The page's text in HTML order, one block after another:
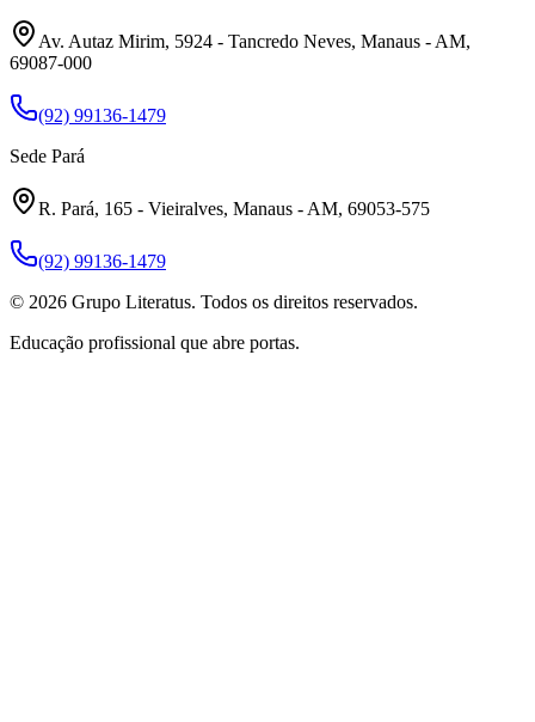
Av. Autaz Mirim, 5924 - Tancredo Neves, Manaus - AM,
69087-000
(92) 99136-1479
Sede Pará
R. Pará, 165 - Vieiralves, Manaus - AM, 69053-575
(92) 99136-1479
© 2026 Grupo Literatus. Todos os direitos reservados.
Educação profissional que abre portas.